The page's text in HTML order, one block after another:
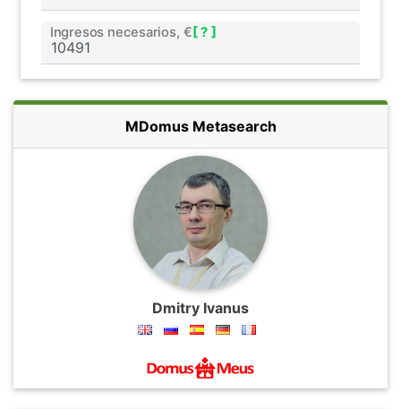
Ingresos necesarios, € [ ? ]
MDomus Metasearch
Dmitry Ivanus